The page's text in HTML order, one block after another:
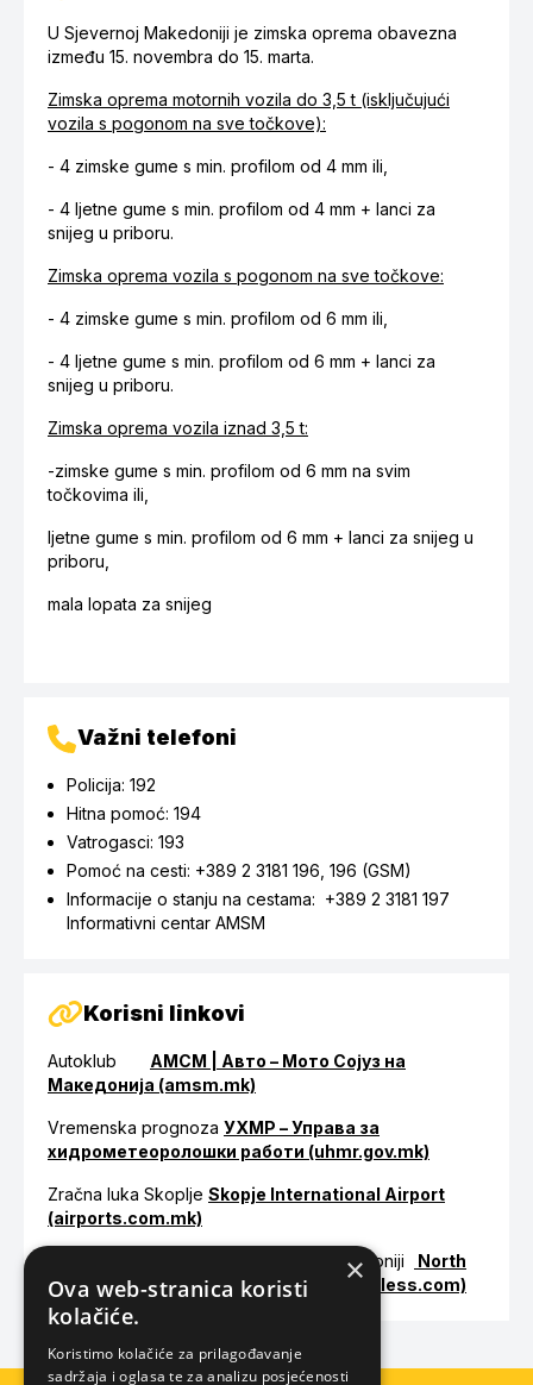
U Sjevernoj Makedoniji je zimska oprema obavezna
između 15. novembra do 15. marta.
Zimska oprema motornih vozila do 3,5 t (isključujući
vozila s pogonom na sve točkove):
- 4 zimske gume s min. profilom od 4 mm ili,
- 4 ljetne gume s min. profilom od 4 mm + lanci za
snijeg u priboru.
Zimska oprema vozila s pogonom na sve točkove:
- 4 zimske gume s min. profilom od 6 mm ili,
- 4 ljetne gume s min. profilom od 6 mm + lanci za
snijeg u priboru.
Zimska oprema vozila iznad 3,5 t:
-zimske gume s min. profilom od 6 mm na svim
točkovima ili,
ljetne gume s min. profilom od 6 mm + lanci za snijeg u
priboru,
mala lopata za snijeg
Važni telefoni
Policija: 192
Hitna pomoć: 194
Vatrogasci: 193
Pomoć na cesti: +389 2 3181 196, 196 (GSM)
Informacije o stanju na cestama: +389 2 3181 197
Informativni centar AMSM
Korisni linkovi
Autoklub АМСМ | Авто – Мото Сојуз на
Македонија (amsm.mk)
Vremenska prognoza УХМР – Управа за
хидрометеоролошки работи (uhmr.gov.mk)
Zračna luka Skoplje Skopje International Airport
(airports.com.mk)
Turističke informacije o Sjevernoj Makedoniji
North
Macedonia Timeless (macedonia-timeless.com)
×
Ova web-stranica koristi
kolačiće.
Koristimo kolačiće za prilagođavanje
sadržaja i oglasa te za analizu posjećenosti